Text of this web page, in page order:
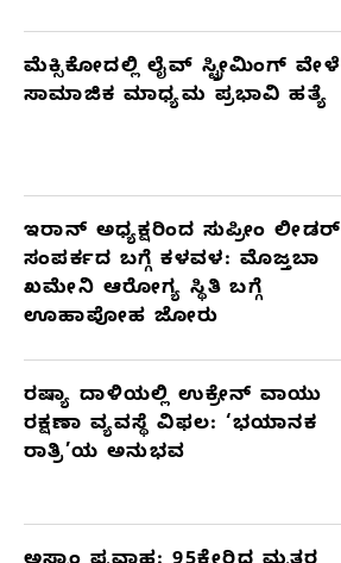
ಮೆಕ್ಸಿಕೋದಲ್ಲಿ ಲೈವ್ ಸ್ಟ್ರೀಮಿಂಗ್ ವೇಳೆ
ಸಾಮಾಜಿಕ ಮಾಧ್ಯಮ ಪ್ರಭಾವಿ ಹತ್ಯೆ
ಇರಾನ್ ಅಧ್ಯಕ್ಷರಿಂದ ಸುಪ್ರೀಂ ಲೀಡರ್
ಸಂಪರ್ಕದ ಬಗ್ಗೆ ಕಳವಳ: ಮೊಜ್ತಬಾ
ಖಮೇನಿ ಆರೋಗ್ಯ ಸ್ಥಿತಿ ಬಗ್ಗೆ
ಊಹಾಪೋಹ ಜೋರು
ರಷ್ಯಾ ದಾಳಿಯಲ್ಲಿ ಉಕ್ರೇನ್ ವಾಯು
ರಕ್ಷಣಾ ವ್ಯವಸ್ಥೆ ವಿಫಲ: ‘ಭಯಾನಕ
ರಾತ್ರಿ’ಯ ಅನುಭವ